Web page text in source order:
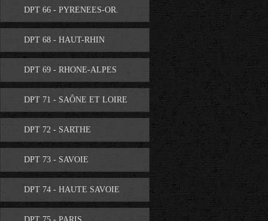
DPT 66 - PYRENEES-OR.
DPT 68 - HAUT-RHIN
DPT 69 - RHONE-ALPES
DPT 71 - SAÔNE ET LOIRE
DPT 72 - SARTHE
DPT 73 - SAVOIE
DPT 74 - HAUTE SAVOIE